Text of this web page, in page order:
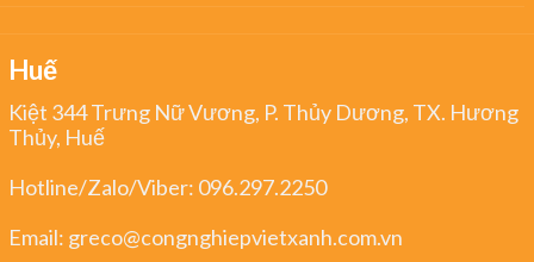
Huế
Kiệt 344 Trưng Nữ Vương, P. Thủy Dương, TX. Hương
Thủy, Huế
Hotline/Zalo/Viber: 096.297.2250
Email: greco@congnghiepvietxanh.com.vn